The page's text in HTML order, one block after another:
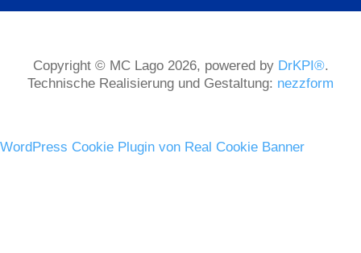
Copyright © MC Lago 2026, powered by DrKPI®.
Technische Realisierung und Gestaltung: nezzform
WordPress Cookie Plugin von Real Cookie Banner